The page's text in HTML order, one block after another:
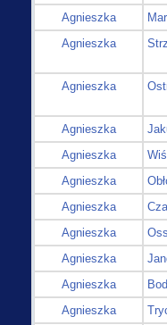
Agnieszka
Agnieszka
Agnieszka
Agnieszka
Agnieszka
Agnieszka
Agnieszka
Agnieszka
Agnieszka
Agnieszka
Agnieszka